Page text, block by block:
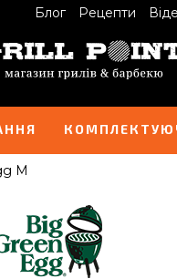
Блог Рецепти
M